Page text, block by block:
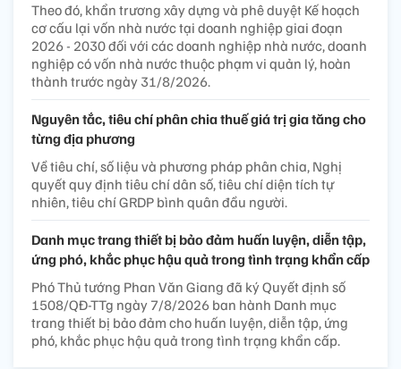
Theo đó, khẩn trương xây dựng và phê duyệt Kế hoạch
cơ cấu lại vốn nhà nước tại doanh nghiệp giai đoạn
2026 - 2030 đối với các doanh nghiệp nhà nước, doanh
nghiệp có vốn nhà nước thuộc phạm vi quản lý, hoàn
thành trước ngày 31/8/2026.
Nguyên tắc, tiêu chí phân chia thuế giá trị gia tăng cho
từng địa phương
Về tiêu chí, số liệu và phương pháp phân chia, Nghị
quyết quy định tiêu chí dân số, tiêu chí diện tích tự
nhiên, tiêu chí GRDP bình quân đầu người.
Danh mục trang thiết bị bảo đảm huấn luyện, diễn tập,
ứng phó, khắc phục hậu quả trong tình trạng khẩn cấp
Phó Thủ tướng Phan Văn Giang đã ký Quyết định số
1508/QĐ-TTg ngày 7/8/2026 ban hành Danh mục
trang thiết bị bảo đảm cho huấn luyện, diễn tập, ứng
phó, khắc phục hậu quả trong tình trạng khẩn cấp.